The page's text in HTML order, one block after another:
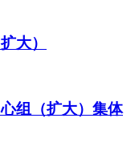
大）
组（扩大）集体